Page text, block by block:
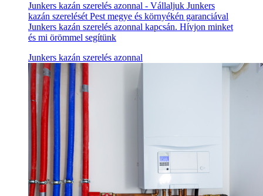
Junkers kazán szerelés azonnal - Vállaljuk Junkers
kazán szerelését Pest megye és környékén garanciával
Junkers kazán szerelés azonnal kapcsán. Hívjon minket
és mi örömmel segítünk
Junkers kazán szerelés azonnal